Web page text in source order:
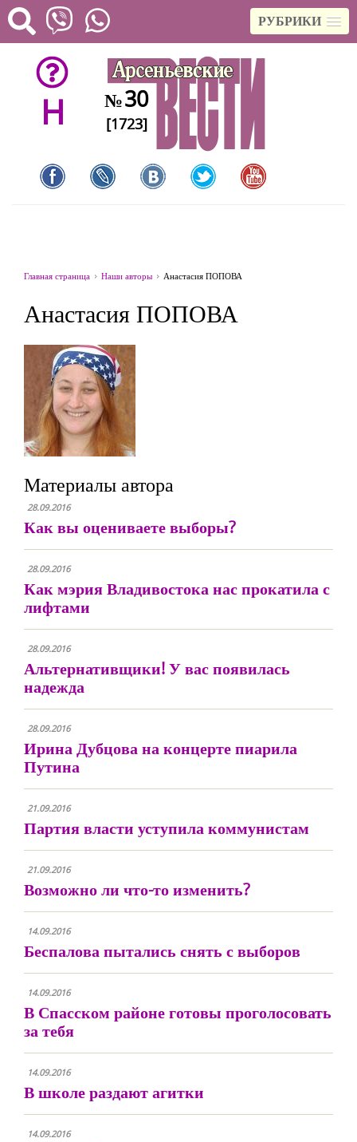
РУБРИКИ
H №30
[1723]
Главная страница Наши авторы Анастасия ПОПОВА
Анастасия ПОПОВА
Материалы автора
28.09.2016
Как вы оцениваете выборы?
28.09.2016
Как мэрия Владивостока нас прокатила с
лифтами
28.09.2016
Альтернативщики! У вас появилась
надежда
28.09.2016
Ирина Дубцова на концерте пиарила
Путина
21.09.2016
Партия власти уступила коммунистам
21.09.2016
Возможно ли что-то изменить?
14.09.2016
Беспалова пытались снять с выборов
14.09.2016
В Спасском районе готовы проголосовать
за тебя
14.09.2016
В школе раздают агитки
14.09.2016